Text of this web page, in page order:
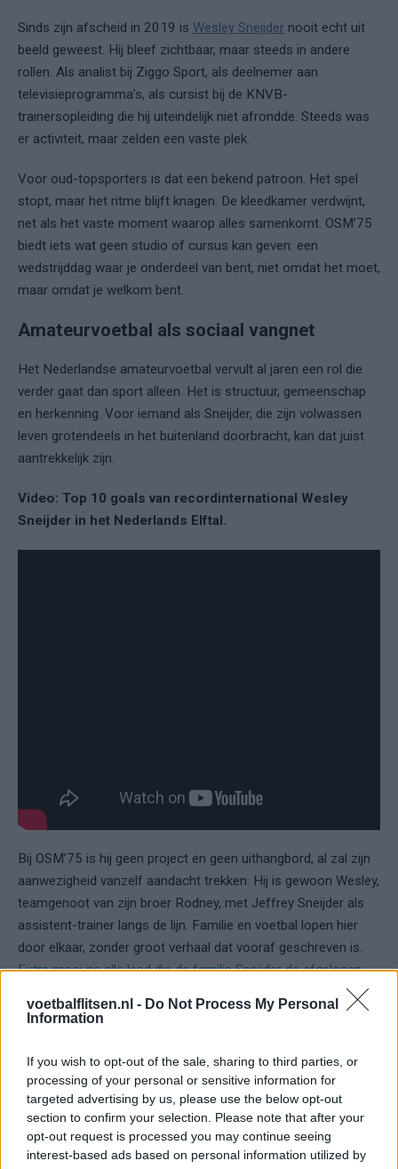
voetbalflitsen.nl - Do Not Process My Personal
Information
If you wish to opt-out of the sale, sharing to third parties, or
processing of your personal or sensitive information for
targeted advertising by us, please use the below opt-out
section to confirm your selection. Please note that after your
opt-out request is processed you may continue seeing
interest-based ads based on personal information utilized by
Sinds zijn afscheid in 2019 is Wesley Sneijder nooit echt uit
beeld geweest. Hij bleef zichtbaar, maar steeds in andere
rollen. Als analist bij Ziggo Sport, als deelnemer aan
televisieprogramma’s, als cursist bij de KNVB-
trainersopleiding die hij uiteindelijk niet afrondde. Steeds was
er activiteit, maar zelden een vaste plek.
Voor oud-topsporters is dat een bekend patroon. Het spel
stopt, maar het ritme blijft knagen. De kleedkamer verdwijnt,
net als het vaste moment waarop alles samenkomt. OSM’75
biedt iets wat geen studio of cursus kan geven: een
wedstrijddag waar je onderdeel van bent, niet omdat het moet,
maar omdat je welkom bent.
Amateurvoetbal als sociaal vangnet
Het Nederlandse amateurvoetbal vervult al jaren een rol die
verder gaat dan sport alleen. Het is structuur, gemeenschap
en herkenning. Voor iemand als Sneijder, die zijn volwassen
leven grotendeels in het buitenland doorbracht, kan dat juist
aantrekkelijk zijn.
Video: Top 10 goals van recordinternational Wesley
Sneijder in het Nederlands Elftal.
Bij OSM’75 is hij geen project en geen uithangbord, al zal zijn
aanwezigheid vanzelf aandacht trekken. Hij is gewoon Wesley,
teamgenoot van zijn broer Rodney, met Jeffrey Sneijder als
assistent-trainer langs de lijn. Familie en voetbal lopen hier
door elkaar, zonder groot verhaal dat vooraf geschreven is.
Extra mooi na alle leed die de familie Sneijder de afgelopen
Het woord ‘rentree’ suggereert een comeback, maar dat dekt
de lading niet helemaal. Sneijder keert niet terug naar het
profvoetbal.
Trainer Berry van Wijk gaf al aan dat Sneijder niet wekelijks